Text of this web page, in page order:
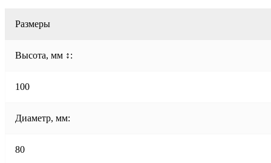
Размеры
Высота, мм ↕:
100
Диаметр, мм:
80